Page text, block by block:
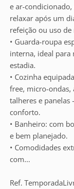
e ar-
relaxar após um
refeição ou uso
• Guarda-roupa
interna, ideal para
estadia.
• Cozinha
free, micro-ondas,
talheres e
conforto.
• Banheiro: com
e bem planejado.
• Comodidades
com...
Ref.